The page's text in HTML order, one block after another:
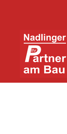
springen